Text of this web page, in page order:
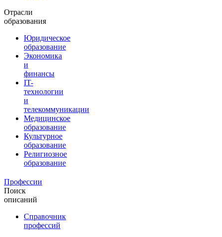
Отрасли
образования
Юридическое
образование
Экономика
и
финансы
IT-
технологии
и
телекоммуникации
Медицинское
образование
Культурное
образование
Религиозное
образование
Профессии
Поиск
описаний
Справочник
профессий